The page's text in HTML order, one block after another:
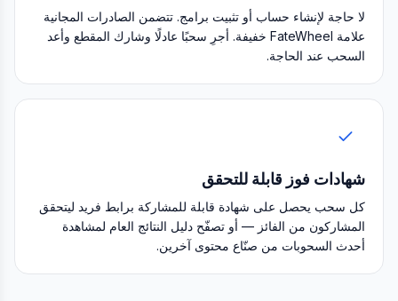
لا حاجة لإنشاء حساب أو تثبيت برامج. تتضمن الصادرات المجانية
علامة FateWheel خفيفة. أجرِ سحبًا عادلًا وشارك المقطع وأعد
السحب عند الحاجة.
شهادات فوز قابلة للتحقق
كل سحب يحصل على شهادة قابلة للمشاركة برابط فريد ليتحقق
المشاركون من الفائز — أو تصفّح دليل النتائج العام لمشاهدة
أحدث السحوبات من صنّاع محتوى آخرين.